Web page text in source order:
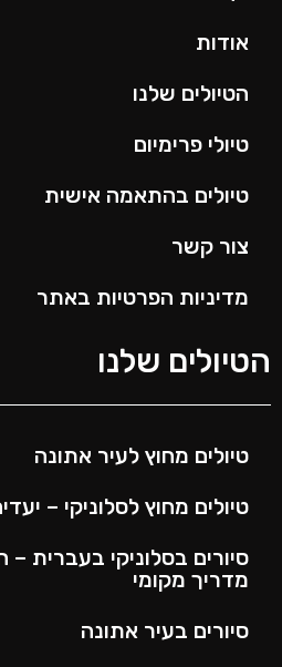
אודות
הטיולים שלנו
טיולי פרימיום
טיולים בהתאמה אישית
צור קשר
מדיניות הפרטיות באתר
הטיולים שלנו
טיולים מחוץ לעיר אתונה
טיולים מחוץ לסלוניקי –
סיורים בסלוניקי בעברית –
מדריך מקומי
סיורים בעיר אתונה